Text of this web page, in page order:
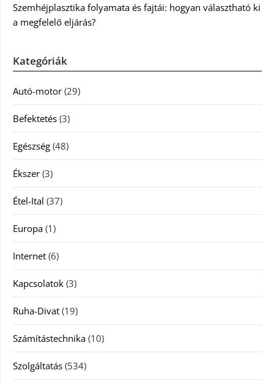
Szemhéjplasztika folyamata és fajtái: hogyan választható ki
a megfelelő eljárás?
Kategóriák
Autó-motor (29)
Befektetés (3)
Egészség (48)
Ékszer (3)
Étel-Ital (37)
Europa (1)
Internet (6)
Kapcsolatok (3)
Ruha-Divat (19)
Számítástechnika (10)
Szolgáltatás (534)